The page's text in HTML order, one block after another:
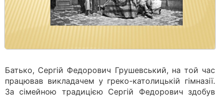
Батько, Сергій Федорович Грушевський, на той час
працював викладачем у греко-католицькій гімназії.
За сімейною традицією Сергій Федорович здобув